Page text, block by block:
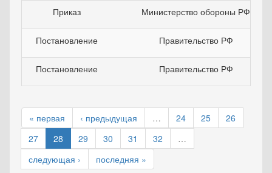
Приказ Министерство обороны РФ
Постановление Правительство РФ
Постановление Правительство РФ
« первая ‹ предыдущая … 24 25
26
27
28 29 30 31 32
…
следующая ›
последняя »